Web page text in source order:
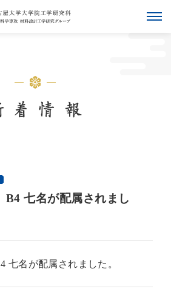
B4 七名が配属されまし
七名が配属されました。